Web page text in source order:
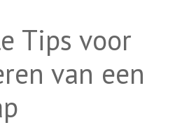
Tips voor
van een